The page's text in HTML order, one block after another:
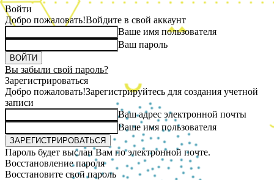
Войти
Добро пожаловать!Войдите в свой аккаунт
Ваше имя пользователя
Ваш пароль
Вы забыли свой пароль?
Зарегистрироваться
Добро пожаловать!Зарегистрируйтесь для создания учетной
записи
Ваш адрес электронной почты
Ваше имя пользователя
Пароль будет выслан Вам по электронной почте.
Восстановление пароля
Восстановите свой пароль